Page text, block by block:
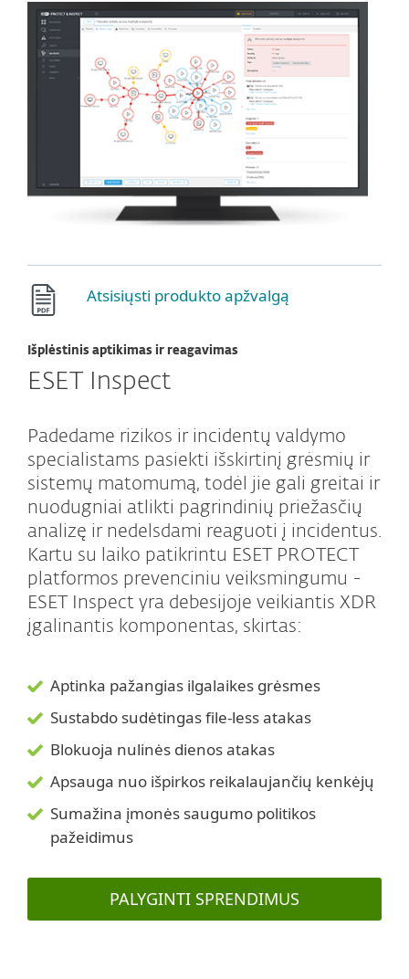
Atsisiųsti produkto apžvalgą
Išplėstinis aptikimas ir reagavimas
ESET Inspect
Padedame rizikos ir incidentų valdymo
specialistams pasiekti išskirtinį grėsmių ir
sistemų matomumą, todėl jie gali greitai ir
nuodugniai atlikti pagrindinių priežasčių
analizę ir nedelsdami reaguoti į incidentus.
Kartu su laiko patikrintu ESET PROTECT
platformos prevenciniu veiksmingumu -
ESET Inspect yra debesijoje veikiantis XDR
įgalinantis komponentas, skirtas:
Aptinka pažangias ilgalaikes grėsmes
Sustabdo sudėtingas file-less atakas
Blokuoja nulinės dienos atakas
Apsauga nuo išpirkos reikalaujančių kenkėjų
Sumažina įmonės saugumo politikos
pažeidimus
PALYGINTI SPRENDIMUS